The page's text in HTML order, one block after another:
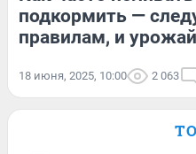
подкормить —
правилам, и
18 июня, 2025, 10:00 2 063